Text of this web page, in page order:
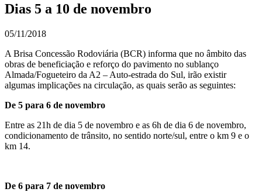
Dias 5 a 10 de novembro
05/11/2018
A Brisa Concessão Rodoviária (BCR) informa que no âmbito das
obras de beneficiação e reforço do pavimento no sublanço
Almada/Fogueteiro da A2 – Auto-estrada do Sul, irão existir
algumas implicações na circulação, as quais serão as seguintes:
De 5 para 6 de novembro
Entre as 21h de dia 5 de novembro e as 6h de dia 6 de novembro,
condicionamento de trânsito, no sentido norte/sul, entre o km 9 e o
km 14.
De 6 para 7 de novembro